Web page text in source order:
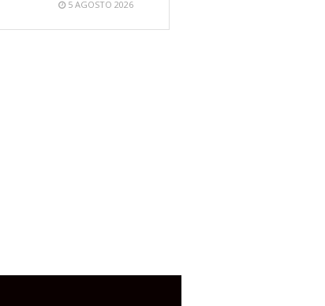
5 AGOSTO 2026